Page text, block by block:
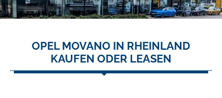
OPEL MOVANO IN RHEINLAND
KAUFEN ODER LEASEN